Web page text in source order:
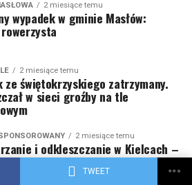
TWEET
2 miesiące temu
wypadek w gminie Masłów:
2 miesiące temu
ze świętokrzyskiego zatrzymany.
w sieci groźby na tle
2 miesiące temu
i odkleszczanie w Kielcach –
sposób na komary i kleszcze